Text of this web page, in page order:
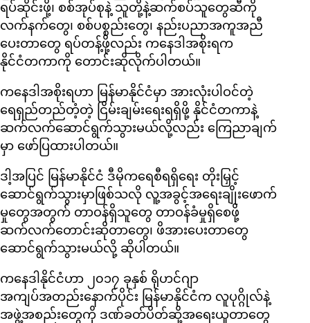
ရပ်ဆိုင်းဖို့၊ စစ်အုပ်စုနဲ့ သူတို့နဲ့ဆက်စပ်သူတွေဆီကို
လက်နက်တွေ၊ စစ်ပစ္စည်းတွေ၊ နည်းပညာအကူအညီ
ပေးတာတွေ ရပ်တန့်ဖို့လည်း ကနေဒါအစိုးရက
နိုင်ငံတကာကို တောင်းဆိုလိုက်ပါတယ်။
ကနေဒါအစိုးရဟာ မြန်မာနိုင်ငံမှာ အားလုံးပါဝင်တဲ့
ရေရှည်တည်တံ့တဲ့ ငြိမ်းချမ်းရေးရရှိဖို့ နိုင်ငံတကာနဲ့
ဆက်လက်ဆောင်ရွက်သွားမယ်လို့လည်း ကြေညာချက်
မှာ ဖော်ပြထားပါတယ်။
ဒါ့အပြင် မြန်မာနိုင်ငံ ဒီမိုကရေစီရရှိရေး တိုးမြှင့်
ဆောင်ရွက်သွားမှာဖြစ်သလို လူ့အခွင့်အရေးချိုးဖောက်
မှုတွေအတွက် တာဝန်ရှိသူတွေ တာဝန်ခံမှုရှိစေဖို့
ဆက်လက်တောင်းဆိုတာတွေ၊ ဖိအားပေးတာတွေ
ဆောင်ရွက်သွားမယ်လို့ ဆိုပါတယ်။
ကနေဒါနိုင်ငံဟာ ၂၀၁၇ ခုနှစ် ရိုဟင်ဂျာ
အကျပ်အတည်းနောက်ပိုင်း မြန်မာနိုင်ငံက လူပုဂ္ဂိုလ်နဲ့
အဖွဲ့အစည်းတွေကို ဒဏ်ခတ်ပိတ်ဆို့အရေးယူတာတွေ